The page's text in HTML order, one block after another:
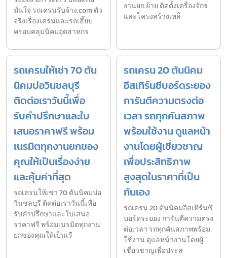
มั่นใจ รถเครนรับจ้าง.com ตัว
จริงเรื่องเครนและรถเฮี๊ยบ
ครอบคลุมนิคมอุตสาหกร
งานยก ย้าย ติดตั้งเครื่องจักร
และโครงสร้างเหล็
รถเครนให้เช่า 70 ตัน
นิคมบ่อวินชลบุรี
ติดต่อเราวันนี้เพื่อ
รับคำปรึกษาและใบ
เสนอราคาฟรี พร้อม
เนรมิตทุกงานยกของ
คุณให้เป็นเรื่องง่าย
และคุ้มค่าที่สุด
รถเครนให้เช่า 70 ตันนิคมบ่อ
วินชลบุรี ติดต่อเราวันนี้เพื่อ
รับคำปรึกษาและใบเสนอ
ราคาฟรี พร้อมเนรมิตทุกงาน
ยกของคุณให้เป็นเรื
รถเครน 20 ตันนิคม
อีสเทิร์นซีบอร์ดระยอง
การันตีความตรงต่อ
เวลา รถทุกคันสภาพ
พร้อมใช้งาน ดูแลหน้า
งานโดยผู้เชี่ยวชาญ
เพื่อประสิทธิภาพ
สูงสุดในราคาที่เป็น
กันเอง
รถเครน 20 ตันนิคมอีสเทิร์นซี
บอร์ดระยอง การันตีความตรง
ต่อเวลา รถทุกคันสภาพพร้อม
ใช้งาน ดูแลหน้างานโดยผู้
เชี่ยวชาญเพื่อประส